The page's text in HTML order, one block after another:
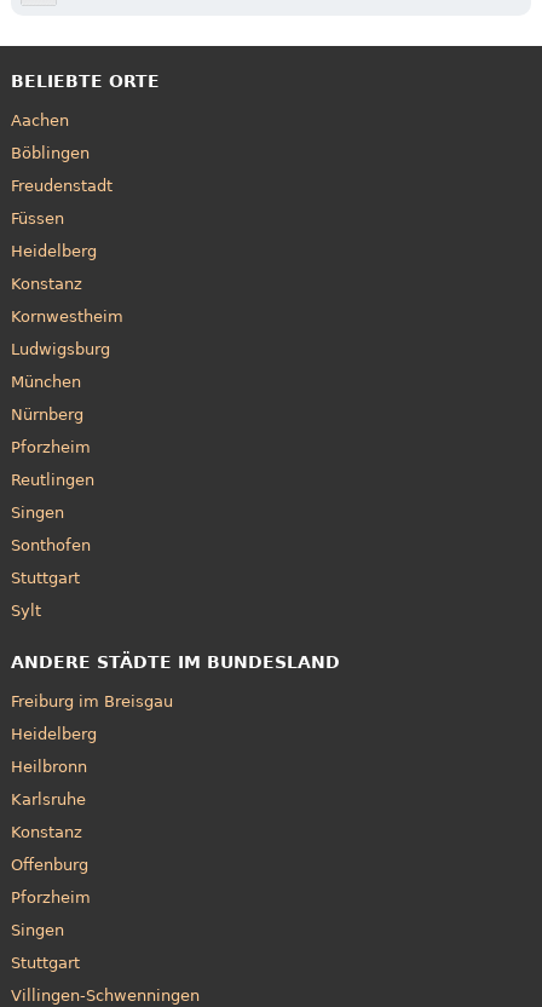
BELIEBTE ORTE
Aachen
Böblingen
Freudenstadt
Füssen
Heidelberg
Konstanz
Kornwestheim
Ludwigsburg
München
Nürnberg
Pforzheim
Reutlingen
Singen
Sonthofen
Stuttgart
Sylt
ANDERE STÄDTE IM BUNDESLAND
Freiburg im Breisgau
Heidelberg
Heilbronn
Karlsruhe
Konstanz
Offenburg
Pforzheim
Singen
Stuttgart
Villingen-Schwenningen